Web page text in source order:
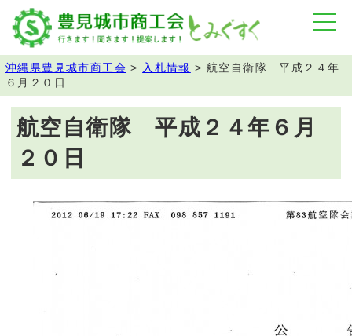
沖縄県豊見城市商工会 > 入札情報 >航空自衛隊 平成２４年
６月２０日
航空自衛隊 平成２４年６月
２０日